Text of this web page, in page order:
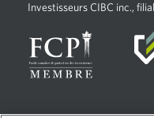
Investisseurs CIBC inc.,